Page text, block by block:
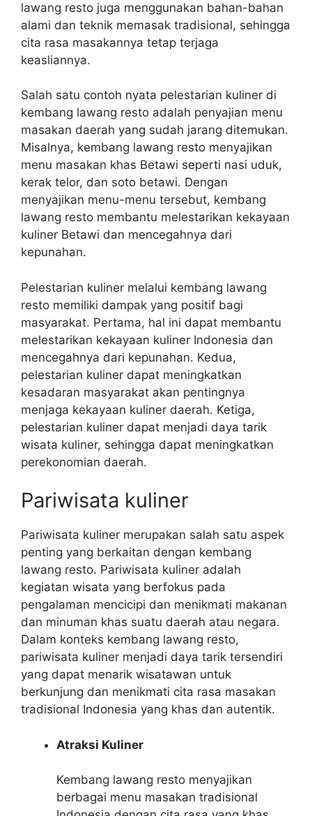
lawang resto juga menggunakan bahan-bahan
alami dan teknik memasak tradisional, sehingga
cita rasa masakannya tetap terjaga
keasliannya.
Salah satu contoh nyata pelestarian kuliner di
kembang lawang resto adalah penyajian menu
masakan daerah yang sudah jarang ditemukan.
Misalnya, kembang lawang resto menyajikan
menu masakan khas Betawi seperti nasi uduk,
kerak telor, dan soto betawi. Dengan
menyajikan menu-menu tersebut, kembang
lawang resto membantu melestarikan kekayaan
kuliner Betawi dan mencegahnya dari
kepunahan.
Pelestarian kuliner melalui kembang lawang
resto memiliki dampak yang positif bagi
masyarakat. Pertama, hal ini dapat membantu
melestarikan kekayaan kuliner Indonesia dan
mencegahnya dari kepunahan. Kedua,
pelestarian kuliner dapat meningkatkan
kesadaran masyarakat akan pentingnya
menjaga kekayaan kuliner daerah. Ketiga,
pelestarian kuliner dapat menjadi daya tarik
wisata kuliner, sehingga dapat meningkatkan
perekonomian daerah.
Pariwisata kuliner
Pariwisata kuliner merupakan salah satu aspek
penting yang berkaitan dengan kembang
lawang resto. Pariwisata kuliner adalah
kegiatan wisata yang berfokus pada
pengalaman mencicipi dan menikmati makanan
dan minuman khas suatu daerah atau negara.
Dalam konteks kembang lawang resto,
pariwisata kuliner menjadi daya tarik tersendiri
yang dapat menarik wisatawan untuk
berkunjung dan menikmati cita rasa masakan
tradisional Indonesia yang khas dan autentik.
Atraksi Kuliner
Kembang lawang resto menyajikan
berbagai menu masakan tradisional